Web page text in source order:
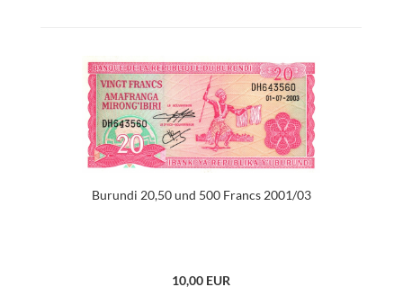
Burundi 20,50 und 500 Francs 2001/03
10,00 EUR